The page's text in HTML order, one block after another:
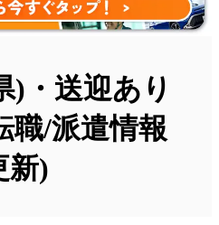
)・送迎あり
職/派遣情報
新)